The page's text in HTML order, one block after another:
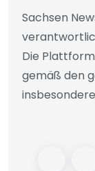
Sachsen
Die
gemäß den